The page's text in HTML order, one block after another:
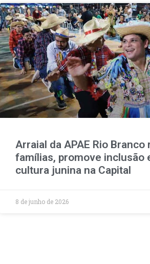
Arraial da APAE Rio Branco
famílias, promove inclusão
cultura junina na Capital
8 de junho de 2026